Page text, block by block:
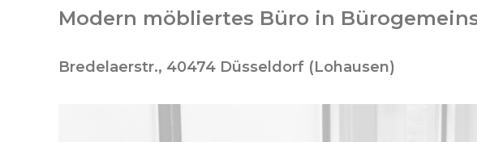
Modern möbliertes Büro in
Bredelaerstr., 40474 Düsseldorf (Lohausen)